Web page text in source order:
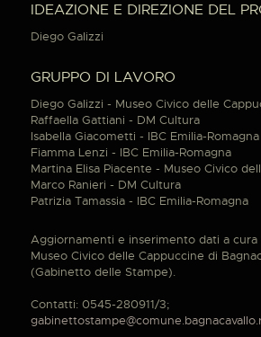
IDEAZIONE E DIREZIONE DEL
Diego Galizzi
GRUPPO DI LAVORO
Diego Galizzi - Museo Civico delle
Raffaella Gattiani - DM Cultura
Isabella Giacometti - IBC Emilia-Romagna
Fiamma Lenzi - IBC Emilia-Romagna
Martina Elisa Piacente - Museo Civico
Marco Ranieri - DM Cultura
Patrizia Tamassia - IBC Emilia-Romagna
Aggiornamenti e inserimento dati a cura
Museo Civico delle Cappuccine di
(Gabinetto delle Stampe).
Contatti: 0545-280911/3;